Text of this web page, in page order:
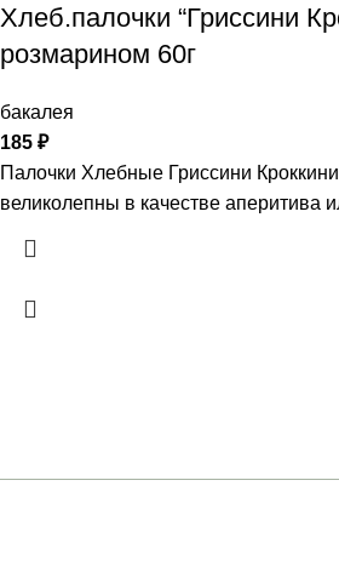
Хлеб.палочки “Гриссини
розмарином 60г
бакалея
185 ₽
Палочки Хлебные Гриссини
великолепны в качестве аперитива